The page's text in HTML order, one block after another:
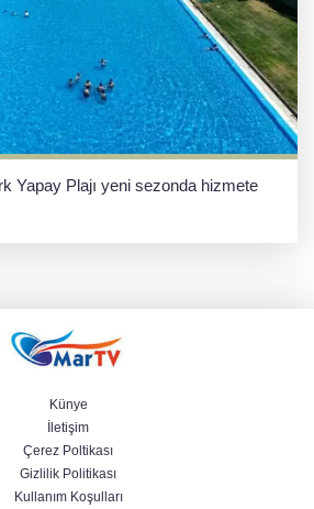
Yapay Plajı yeni sezonda hizmete
Künye
İletişim
Çerez Poltikası
Gizlilik Politikası
Kullanım Koşulları